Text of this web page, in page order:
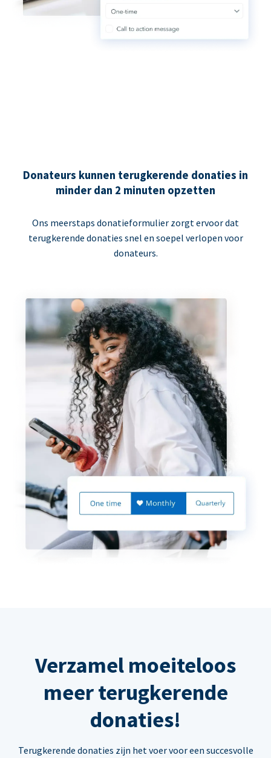
Donateurs kunnen terugkerende donaties in
minder dan 2 minuten opzetten
Ons meerstaps donatieformulier zorgt ervoor dat
terugkerende donaties snel en soepel verlopen voor
donateurs.
Verzamel moeiteloos
meer terugkerende
donaties!
Terugkerende donaties zijn het voer voor een succesvolle